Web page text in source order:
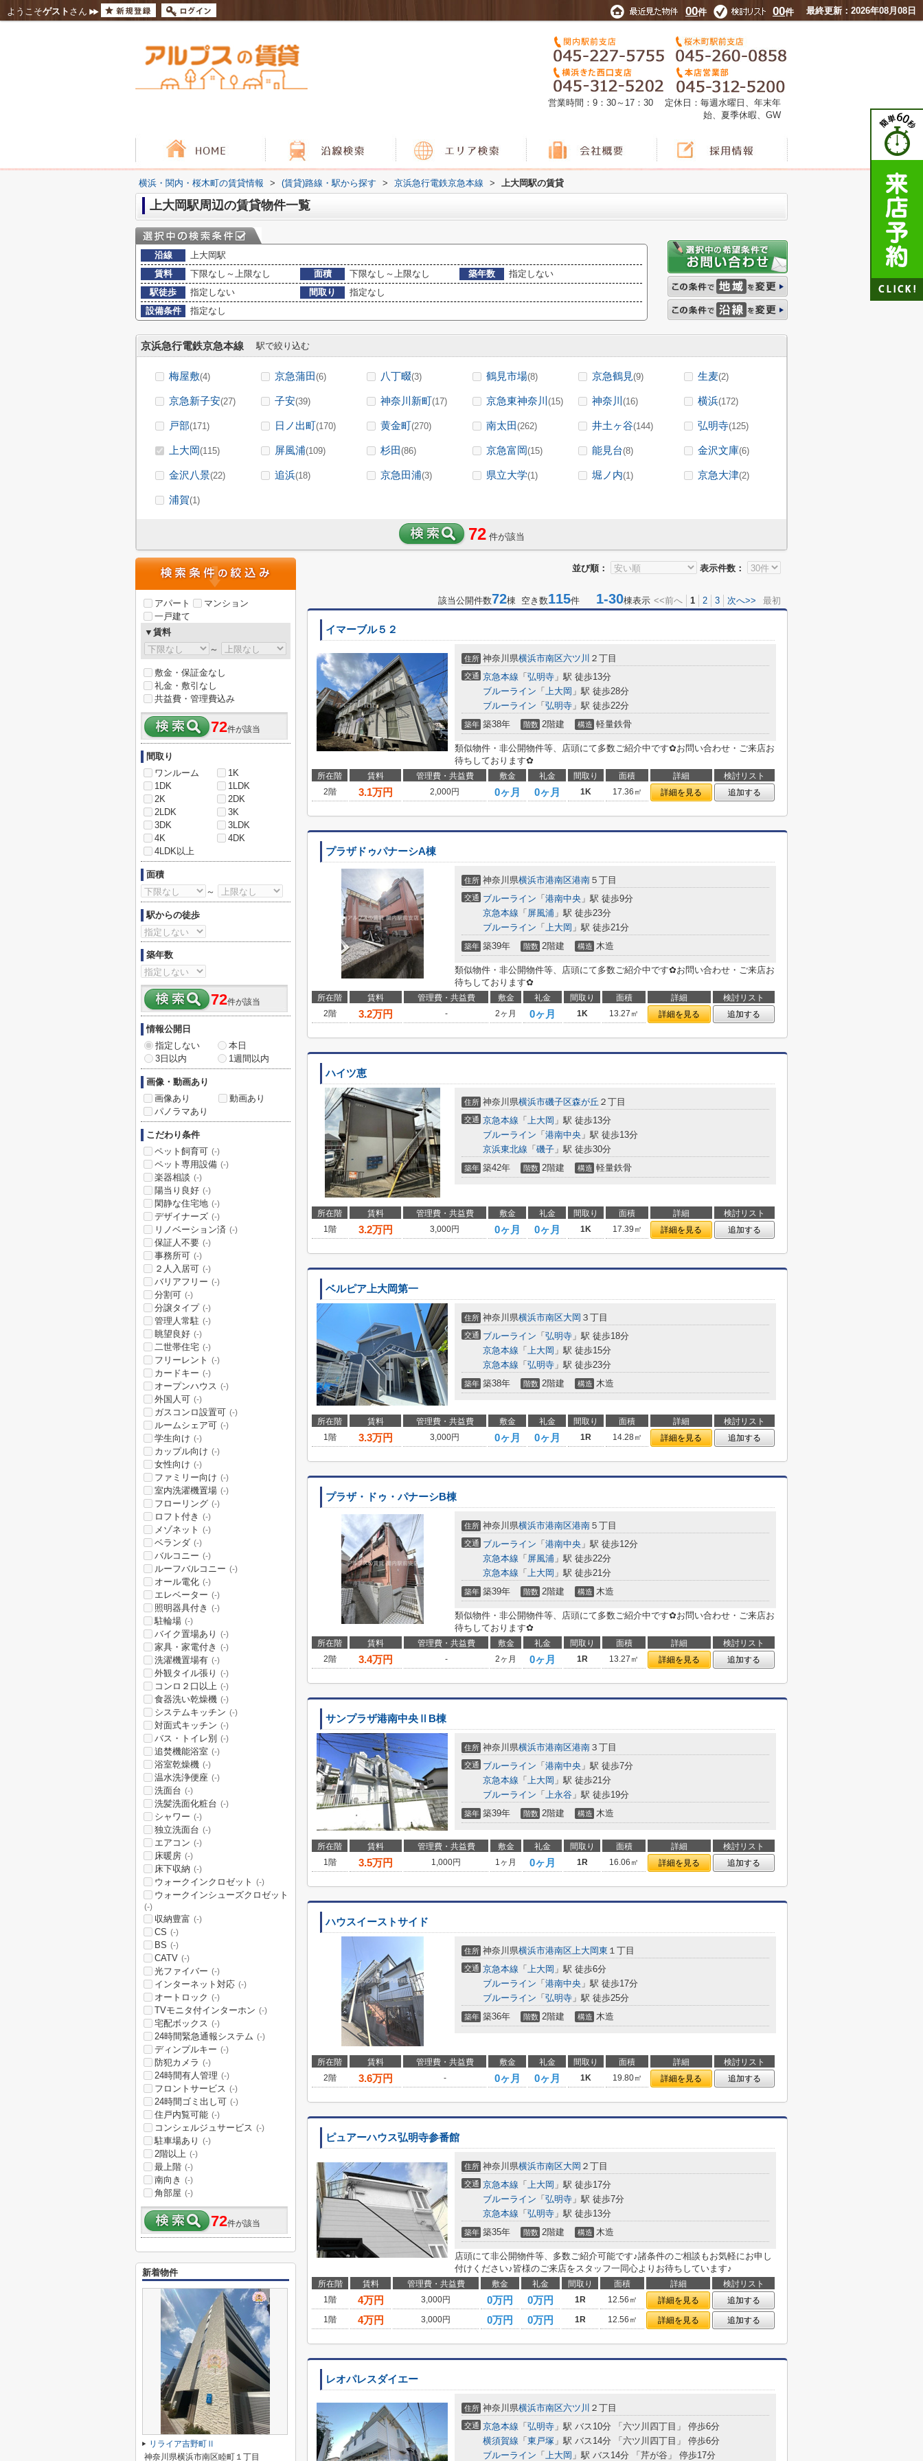
ようこそゲスト さん 00件 00件 最終更新：2026年08月08日
営業時間：9：30～17：30 定休日：毎週水曜日、年末年
始、夏季休暇、GW
横浜・関内・桜木町の賃貸情報 > (賃貸)路線・駅から探す > 京浜急行電鉄京急本線 > 上大岡駅の賃貸
上大岡駅周辺の賃貸物件一覧
沿線
上大岡駅
賃料
下限なし～上限なし 面積 下限なし～上限なし 築年数
指定しない
駅徒歩
指定しない 間取り
指定なし
設備条件
指定なし
京浜急行電鉄京急本線 駅で絞り込む
梅屋敷(4) 京急蒲田(6) 八丁畷(3) 鶴見市場(8) 京急鶴見(9) 生麦(2)
京急新子安(27) 子安(39) 神奈川新町(17) 京急東神奈川 (15) 神奈川 (16) 横浜(172)
戸部(171) 日ノ出町(170) 黄金町(270) 南太田(262) 井土ヶ谷(144) 弘明寺(125)
上大岡(115) 屏風浦(109) 杉田(86) 京急富岡(15) 能見台(8) 金沢文庫(6)
金沢八景(22) 追浜(18) 京急田浦(3) 県立大学(1) 堀ノ内(1) 京急大津(2)
浦賀(1)
72 件が該当
並び順： 表示件数：
該当公開件数72棟 空き数115件 1-30棟表示 <<前へ 1 2 3 次へ>> 最初
イマーブル５２
住所 神奈川県横浜市南区六ツ川 ２丁目
交通 京急本線 「 弘明寺 」駅 徒歩13分
ブルーライン 「 上大岡 」駅 徒歩28分
ブルーライン 「 弘明寺 」駅 徒歩22分
築年 築38年 階数 2階建 構造 軽量鉄骨
類似物件・非公開物件等、店頭にて多数ご紹介中です✿お問い合わせ・ご来店お
待ちしております✿
所在階 賃料 管理費・共益費 敷金 礼金 間取り 面積 詳細
検討リスト
2階
3.1万円 2,000円 0ヶ月 0ヶ月 1K 17.36㎡ 詳細を見る 追加する
プラザドゥパナーシA棟
住所 神奈川県横浜市港南区港南 ５丁目
交通 ブルーライン 「 港南中央 」駅 徒歩9分
京急本線 「 屏風浦 」駅 徒歩23分
ブルーライン 「 上大岡 」駅 徒歩21分
築年 築39年 階数 2階建 構造 木造
類似物件・非公開物件等、店頭にて多数ご紹介中です✿お問い合わせ・ご来店お
待ちしております✿
所在階 賃料 管理費・共益費 敷金 礼金 間取り 面積 詳細
検討リスト
2階
3.2万円 - 2ヶ月 0ヶ月 1K 13.27㎡ 詳細を見る 追加する
ハイツ恵
住所 神奈川県横浜市磯子区森が丘 ２丁目
交通 京急本線 「 上大岡 」駅 徒歩13分
ブルーライン 「 港南中央 」駅 徒歩13分
京浜東北線 「 磯子 」駅 徒歩30分
築年 築42年 階数 2階建 構造 軽量鉄骨
所在階 賃料 管理費・共益費 敷金 礼金 間取り 面積 詳細
検討リスト
1階
3.2万円 3,000円 0ヶ月 0ヶ月 1K 17.39㎡ 詳細を見る 追加する
ベルピア上大岡第一
住所 神奈川県横浜市南区大岡 ３丁目
交通 ブルーライン 「 弘明寺 」駅 徒歩18分
京急本線 「 上大岡 」駅 徒歩15分
京急本線 「 弘明寺 」駅 徒歩23分
築年 築38年 階数 2階建 構造 木造
所在階 賃料 管理費・共益費 敷金 礼金 間取り 面積 詳細
検討リスト
1階
3.3万円 3,000円 0ヶ月 0ヶ月 1R 14.28㎡ 詳細を見る 追加する
プラザ・ドゥ・パナーシB棟
住所 神奈川県横浜市港南区港南 ５丁目
交通 ブルーライン 「 港南中央 」駅 徒歩12分
京急本線 「 屏風浦 」駅 徒歩22分
京急本線 「 上大岡 」駅 徒歩21分
築年 築39年 階数 2階建 構造 木造
類似物件・非公開物件等、店頭にて多数ご紹介中です✿お問い合わせ・ご来店お
待ちしております✿
所在階 賃料 管理費・共益費 敷金 礼金 間取り 面積 詳細
検討リスト
2階
3.4万円 - 2ヶ月 0ヶ月 1R 13.27㎡ 詳細を見る 追加する
サンプラザ港南中央ⅡB棟
住所 神奈川県横浜市港南区港南 ３丁目
交通 ブルーライン 「 港南中央 」駅 徒歩7分
京急本線 「 上大岡 」駅 徒歩21分
ブルーライン 「 上永谷 」駅 徒歩19分
築年 築39年 階数 2階建 構造 木造
所在階 賃料 管理費・共益費 敷金 礼金 間取り 面積 詳細
検討リスト
1階
3.5万円 1,000円 1ヶ月 0ヶ月 1R 16.06㎡ 詳細を見る 追加する
ハウスイーストサイド
住所 神奈川県横浜市港南区上大岡東 １丁目
交通 京急本線 「 上大岡 」駅 徒歩6分
ブルーライン 「 港南中央 」駅 徒歩17分
ブルーライン 「 弘明寺 」駅 徒歩25分
築年 築36年 階数 2階建 構造 木造
所在階 賃料 管理費・共益費 敷金 礼金 間取り 面積 詳細
検討リスト
2階
3.6万円 - 0ヶ月 0ヶ月 1K 19.80㎡ 詳細を見る 追加する
ピュアーハウス弘明寺参番館
住所 神奈川県横浜市南区大岡 ２丁目
交通 京急本線 「 上大岡 」駅 徒歩17分
ブルーライン 「 弘明寺 」駅 徒歩7分
京急本線 「 弘明寺 」駅 徒歩13分
築年 築35年 階数 2階建 構造 木造
店頭にて非公開物件等、多数ご紹介可能です♪諸条件のご相談もお気軽にお申し
付けください♪皆様のご来店をスタッフ一同心よりお待ちしています♪
所在階 賃料 管理費・共益費 敷金 礼金 間取り 面積 詳細
検討リスト
1階
4万円 3,000円 0万円 0万円 1R 12.56㎡ 詳細を見る
追加する
1階
4万円 3,000円 0万円 0万円 1R 12.56㎡ 詳細を見る 追加する
レオパレスダイエー
住所 神奈川県横浜市南区六ツ川 ２丁目
交通 京急本線 「 弘明寺 」駅 バス10分 「六ツ川四丁目」 停歩6分
横須賀線 「 東戸塚 」駅 バス14分 「六ツ川四丁目」 停歩6分
ブルーライン 「 上大岡 」駅 バス14分 「芹が谷」 停歩17分
アパート
マンション
一戸建て
▼賃料
～
敷金・保証金なし
礼金・敷引なし
共益費・管理費込み
72件が該当
間取り
ワンルーム
1K
1DK
1LDK
2K
2DK
2LDK
3K
3DK
3LDK
4K
4DK
4LDK以上
面積
～
駅からの徒歩
築年数
72件が該当
情報公開日
指定しない
本日
3日以内
1週間以内
画像・動画あり
画像あり
動画あり
パノラマあり
こだわり条件
ペット飼育可 (-)
ペット専用設備 (-)
楽器相談 (-)
陽当り良好 (-)
閑静な住宅地 (-)
デザイナーズ (-)
リノベーション済 (-)
保証人不要 (-)
事務所可 (-)
２人入居可 (-)
バリアフリー (-)
分割可 (-)
分譲タイプ (-)
管理人常駐 (-)
眺望良好 (-)
二世帯住宅 (-)
フリーレント (-)
カードキー (-)
オープンハウス (-)
外国人可 (-)
ガスコンロ設置可 (-)
ルームシェア可 (-)
学生向け (-)
カップル向け (-)
女性向け (-)
ファミリー向け (-)
室内洗濯機置場 (-)
フローリング (-)
ロフト付き (-)
メゾネット (-)
ベランダ (-)
バルコニー (-)
ルーフバルコニー (-)
オール電化 (-)
エレベーター (-)
照明器具付き (-)
駐輪場 (-)
バイク置場あり (-)
家具・家電付き (-)
洗濯機置場有 (-)
外観タイル張り (-)
コンロ２口以上 (-)
食器洗い乾燥機 (-)
システムキッチン (-)
対面式キッチン (-)
バス・トイレ別 (-)
追焚機能浴室 (-)
浴室乾燥機 (-)
温水洗浄便座 (-)
洗面台 (-)
洗髪洗面化粧台 (-)
シャワー (-)
独立洗面台 (-)
エアコン (-)
床暖房 (-)
床下収納 (-)
ウォークインクロゼット (-)
ウォークインシューズクロゼット
(-)
収納豊富 (-)
CS (-)
BS (-)
CATV (-)
光ファイバー (-)
インターネット対応 (-)
オートロック (-)
TVモニタ付インターホン (-)
宅配ボックス (-)
24時間緊急通報システム (-)
ディンプルキー (-)
防犯カメラ (-)
24時間有人管理 (-)
フロントサービス (-)
24時間ゴミ出し可 (-)
住戸内覧可能 (-)
コンシェルジュサービス (-)
駐車場あり (-)
2階以上 (-)
最上階 (-)
南向き (-)
角部屋 (-)
72件が該当
新着物件
リライア吉野町Ⅱ
神奈川県横浜市南区睦町１丁目